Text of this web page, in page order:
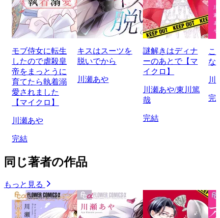
モブ侍女に転生
したので虐殺皇
帝をまっとうに
育てたら執着溺
愛されました
【マイクロ】
川瀬あや
完結
キスはスーツを
脱いでから
川瀬あや
謎解きはディナ
ーのあとで【マ
イクロ】
川瀬あや/東川篤
哉
完結
こ
な
川
完
同じ著者の作品
もっと見る